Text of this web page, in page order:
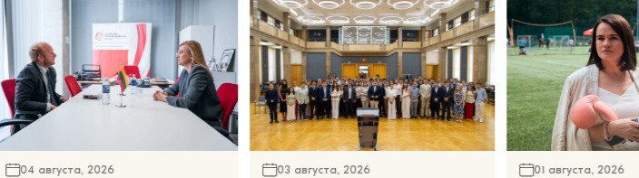
04 августа, 2026 03 августа, 2026 01 августа, 2026